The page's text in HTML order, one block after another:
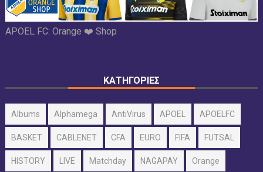
APOEL FC: Orange ❤️ Shop
ΚΑΤΗΓΟΡΙΕΣ
Albums Alphamega AntiVirus APOEL APOELFC
BASKET CABLENET CFA EURO FIFA FUTSAL
HISTORY LIVE Matchday NAGAPAY Orange